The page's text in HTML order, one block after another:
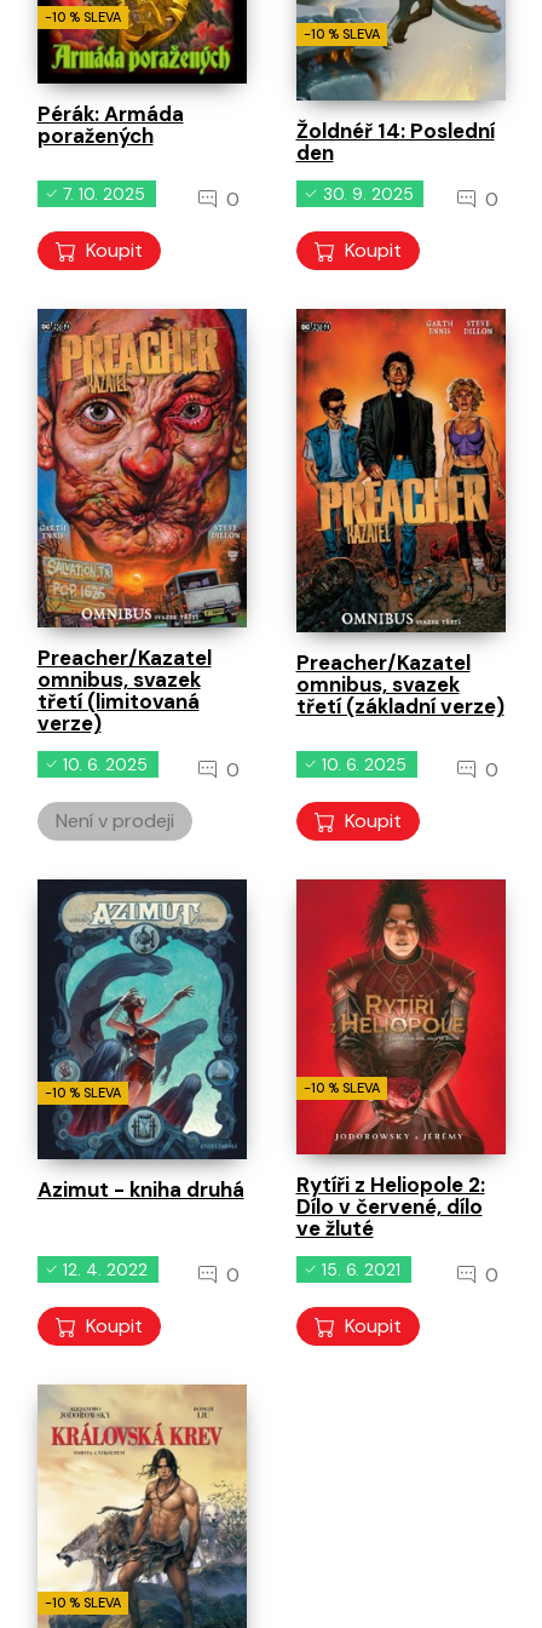
-10 % SLEVA
Pérák: Armáda
poražených
7. 10. 2025 0
Koupit
-10 % SLEVA
Žoldnéř 14: Poslední
den
30. 9. 2025 0
Koupit
Preacher/Kazatel
omnibus, svazek
třetí (limitovaná
verze)
10. 6. 2025 0
Není v prodeji
Preacher/Kazatel
omnibus, svazek
třetí (základní verze)
10. 6. 2025 0
Koupit
-10 % SLEVA
Azimut - kniha druhá
12. 4. 2022 0
Koupit
-10 % SLEVA
Rytíři z Heliopole 2:
Dílo v červené, dílo
ve žluté
15. 6. 2021 0
Koupit
-10 % SLEVA